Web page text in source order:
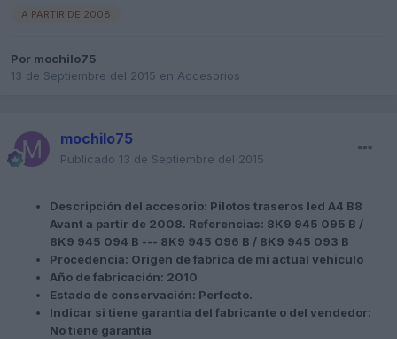
A PARTIR DE 2008
Por mochilo75
13 de Septiembre del 2015 en Accesorios
mochilo75
Publicado 13 de Septiembre del 2015
Descripción del accesorio: Pilotos traseros led A4 B8
Avant a partir de 2008. Referencias: 8K9 945 095 B /
8K9 945 094 B --- 8K9 945 096 B / 8K9 945 093 B
Procedencia: Origen de fabrica de mi actual vehiculo
Año de fabricación: 2010
Estado de conservación: Perfecto.
Indicar si tiene garantía del fabricante o del vendedor:
No tiene garantia